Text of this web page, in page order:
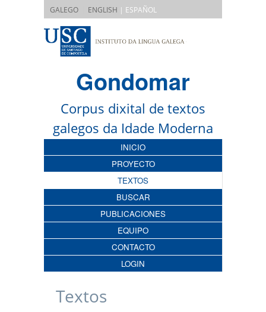
GALEGO ENGLISH | ESPAÑOL
Gondomar
Corpus dixital de textos
galegos da Idade Moderna
INICIO
PROYECTO
TEXTOS
BUSCAR
PUBLICACIONES
EQUIPO
CONTACTO
LOGIN
Textos